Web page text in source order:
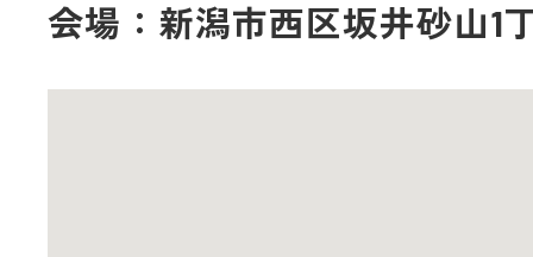
会場：新潟市西区坂井砂山1